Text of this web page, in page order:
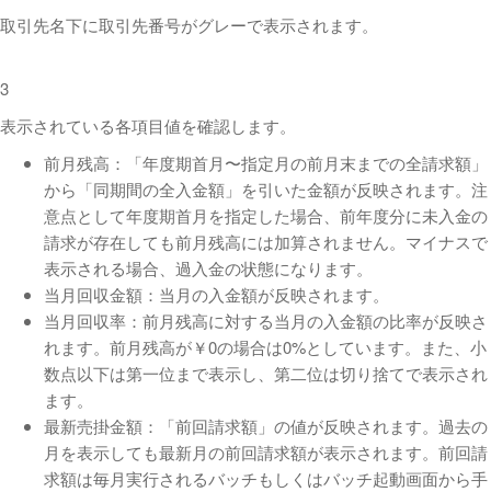
取引先名下に取引先番号がグレーで表示されます。
3
表示されている各項目値を確認します。
前月残高：「年度期首月〜指定月の前月末までの全請求額」
から「同期間の全入金額」を引いた金額が反映されます。注
意点として年度期首月を指定した場合、前年度分に未入金の
請求が存在しても前月残高には加算されません。マイナスで
表示される場合、過入金の状態になります。
当月回収金額：当月の入金額が反映されます。
当月回収率：前月残高に対する当月の入金額の比率が反映さ
れます。前月残高が￥0の場合は0%としています。また、小
数点以下は第一位まで表示し、第二位は切り捨てで表示され
ます。
最新売掛金額：「前回請求額」の値が反映されます。過去の
月を表示しても最新月の前回請求額が表示されます。前回請
求額は毎月実行されるバッチもしくはバッチ起動画面から手